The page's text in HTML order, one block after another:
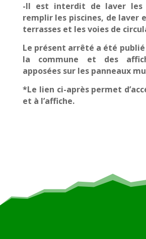
-Il est interdit de laver les
remplir les piscines, de laver
terrasses et les voies de
Le présent arrêté a été
la commune et des
apposées sur les panneaux
*Le lien ci-après permet
et à l’affiche.